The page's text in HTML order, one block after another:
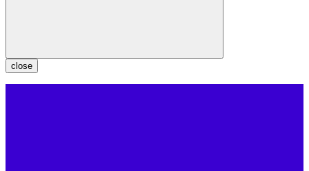
close